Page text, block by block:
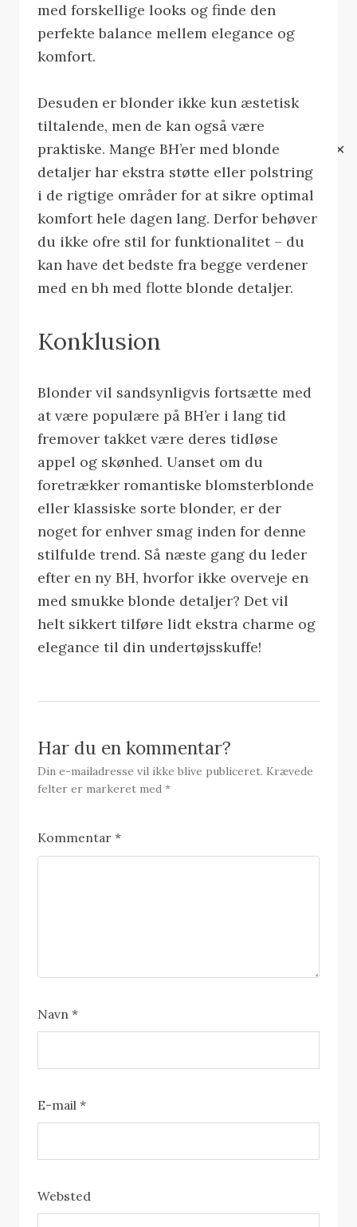
✕
med forskellige looks og finde den
perfekte balance mellem elegance og
komfort.
Desuden er blonder ikke kun æstetisk
tiltalende, men de kan også være
praktiske. Mange BH’er med blonde
detaljer har ekstra støtte eller polstring
i de rigtige områder for at sikre optimal
komfort hele dagen lang. Derfor behøver
du ikke ofre stil for funktionalitet – du
kan have det bedste fra begge verdener
med en bh med flotte blonde detaljer.
Konklusion
Blonder vil sandsynligvis fortsætte med
at være populære på BH’er i lang tid
fremover takket være deres tidløse
appel og skønhed. Uanset om du
foretrækker romantiske blomsterblonde
eller klassiske sorte blonder, er der
noget for enhver smag inden for denne
stilfulde trend. Så næste gang du leder
efter en ny BH, hvorfor ikke overveje en
med smukke blonde detaljer? Det vil
helt sikkert tilføre lidt ekstra charme og
elegance til din undertøjsskuffe!
Har du en kommentar?
Din e-mailadresse vil ikke blive publiceret. Krævede
felter er markeret med*
Kommentar*
Navn*
E-mail*
Websted